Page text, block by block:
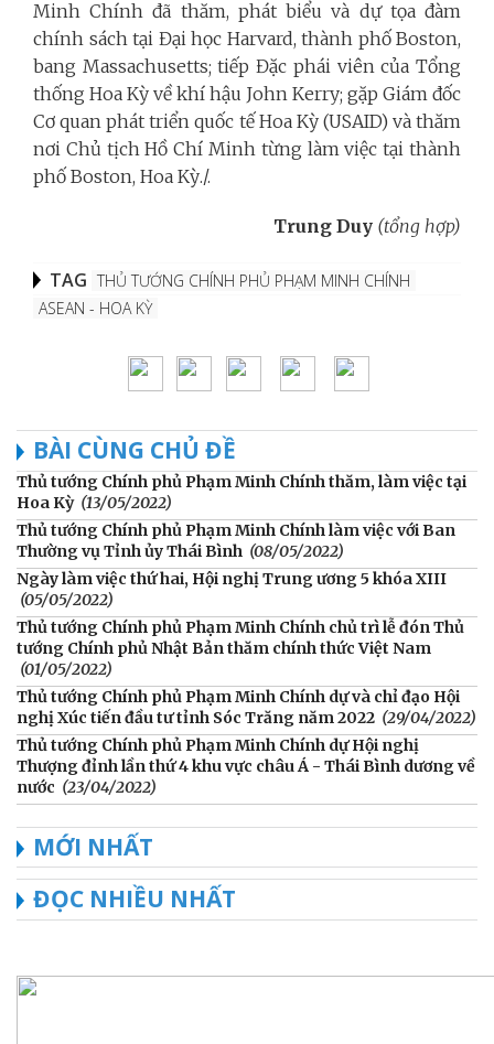
Minh Chính đã thăm, phát biểu và dự tọa đàm
chính sách tại Đại học Harvard, thành phố Boston,
bang Massachusetts; tiếp Đặc phái viên của Tổng
thống Hoa Kỳ về khí hậu John Kerry; gặp Giám đốc
Cơ quan phát triển quốc tế Hoa Kỳ (USAID) và thăm
nơi Chủ tịch Hồ Chí Minh từng làm việc tại thành
phố Boston, Hoa Kỳ./.
Trung Duy (tổng hợp)
TAG THỦ TƯỚNG CHÍNH PHỦ PHẠM MINH CHÍNH
ASEAN - HOA KỲ
BÀI CÙNG CHỦ ĐỀ
Thủ tướng Chính phủ Phạm Minh Chính thăm, làm việc tại
Hoa Kỳ (13/05/2022)
Thủ tướng Chính phủ Phạm Minh Chính làm việc với Ban
Thường vụ Tỉnh ủy Thái Bình (08/05/2022)
Ngày làm việc thứ hai, Hội nghị Trung ương 5 khóa XIII
(05/05/2022)
Thủ tướng Chính phủ Phạm Minh Chính chủ trì lễ đón Thủ
tướng Chính phủ Nhật Bản thăm chính thức Việt Nam
(01/05/2022)
Thủ tướng Chính phủ Phạm Minh Chính dự và chỉ đạo Hội
nghị Xúc tiến đầu tư tỉnh Sóc Trăng năm 2022 (29/04/2022)
Thủ tướng Chính phủ Phạm Minh Chính dự Hội nghị
Thượng đỉnh lần thứ 4 khu vực châu Á - Thái Bình dương về
nước (23/04/2022)
MỚI NHẤT
ĐỌC NHIỀU NHẤT